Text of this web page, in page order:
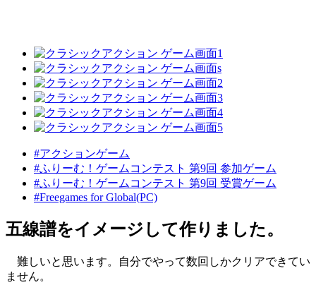
#アクションゲーム
#ふりーむ！ゲームコンテスト 第9回 参加ゲーム
#ふりーむ！ゲームコンテスト 第9回 受賞ゲーム
#Freegames for Global(PC)
五線譜をイメージして作りました。
難しいと思います。自分でやって数回しかクリアできてい
ません。